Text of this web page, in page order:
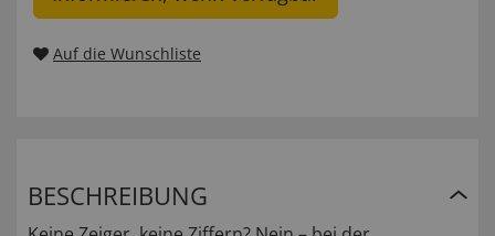
Auf die Wunschliste
BESCHREIBUNG